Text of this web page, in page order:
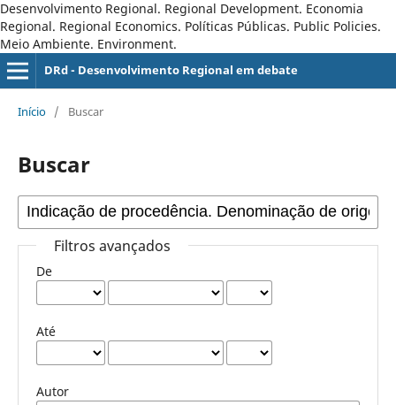
Desenvolvimento Regional. Regional Development. Economia
Regional. Regional Economics. Políticas Públicas. Public Policies.
Meio Ambiente. Environment.
DRd - Desenvolvimento Regional em debate
Início / Buscar
Buscar
Filtros avançados
De
Até
Autor